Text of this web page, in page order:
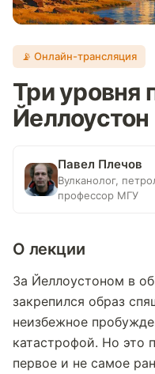
📡 Онлайн-трансляция
Три уровня
Йеллоустон
Павел Плечов
Вулканолог,
профессор МГУ
О лекции
За Йеллоустоном в
закрепился образ
неизбежное
катастрофой. Но это
первое и не самое